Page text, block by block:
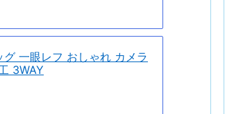
一眼レフ おしゃれ カメラ
3WAY